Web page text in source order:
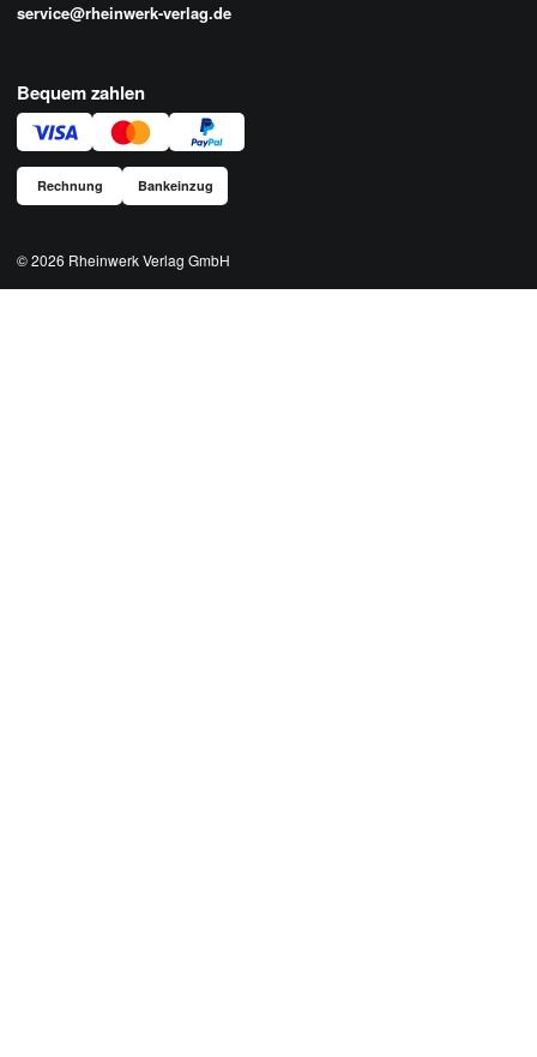
service@rheinwerk-verlag.de
Bequem zahlen
Rechnung Bankeinzug
© 2026 Rheinwerk Verlag GmbH